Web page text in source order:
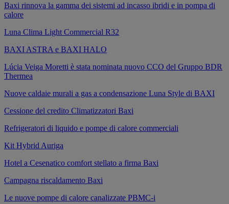
Baxi rinnova la gamma dei sistemi ad incasso ibridi e in pompa di
calore
Luna Clima Light Commercial R32
BAXI ASTRA e BAXI HALO
Lúcia Veiga Moretti è stata nominata nuovo CCO del Gruppo BDR
Thermea
Nuove caldaie murali a gas a condensazione Luna Style di BAXI
Cessione del credito Climatizzatori Baxi
Refrigeratori di liquido e pompe di calore commerciali
Kit Hybrid Auriga
Hotel a Cesenatico comfort stellato a firma Baxi
Campagna riscaldamento Baxi
Le nuove pompe di calore canalizzate PBMC-i